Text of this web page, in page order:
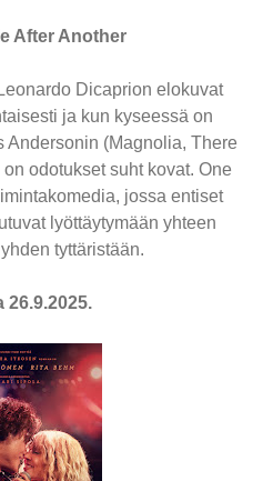
After Another
Dicaprion elokuvat
ja kun kyseessä on
(Magnolia, There
odotukset suht kovat. One
jossa entiset
lyöttäytymään yhteen
tyttäristään.
26.9.2025.